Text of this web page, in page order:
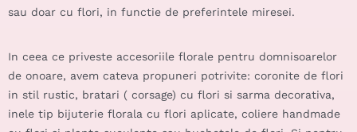
sau doar cu flori, in functie de preferintele miresei.
In ceea ce priveste accesoriile florale pentru domnisoarelor
de onoare, avem cateva propuneri potrivite: coronite de flori
in stil rustic, bratari ( corsage) cu flori si sarma decorativa,
inele tip bijuterie florala cu flori aplicate, coliere handmade